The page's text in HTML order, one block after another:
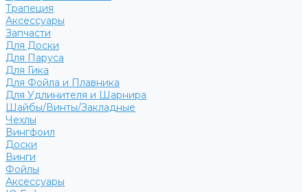
Трапеция
Аксессуары
Запчасти
Для Доски
Для Паруса
Для Гика
Для Фойла и Плавника
Для Удлинителя и Шарнира
Шайбы/Винты/Закладные
Чехлы
Вингфоил
Доски
Винги
Фойлы
Аксессуары